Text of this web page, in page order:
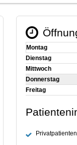
Montag
Dienstag
Mittwoch
Donnerstag
Freitag
Privatpatienten